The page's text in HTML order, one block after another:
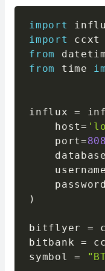
import
import
from
from
time
influx =
    host
=
    port
=
    database
    username
    password
)
bitflyer =
bitbank =
symbol =